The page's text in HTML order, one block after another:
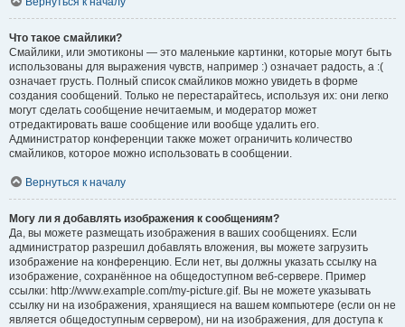
Что такое смайлики?
Смайлики, или эмотиконы — это маленькие картинки, которые могут быть
использованы для выражения чувств, например :) означает радость, а :(
означает грусть. Полный список смайликов можно увидеть в форме
создания сообщений. Только не перестарайтесь, используя их: они легко
могут сделать сообщение нечитаемым, и модератор может
отредактировать ваше сообщение или вообще удалить его.
Администратор конференции также может ограничить количество
смайликов, которое можно использовать в сообщении.
Вернуться к началу
Могу ли я добавлять изображения к сообщениям?
Да, вы можете размещать изображения в ваших сообщениях. Если
администратор разрешил добавлять вложения, вы можете загрузить
изображение на конференцию. Если нет, вы должны указать ссылку на
изображение, сохранённое на общедоступном веб-сервере. Пример
ссылки: http://www.example.com/my-picture.gif. Вы не можете указывать
ссылку ни на изображения, хранящиеся на вашем компьютере (если он не
является общедоступным сервером), ни на изображения, для доступа к